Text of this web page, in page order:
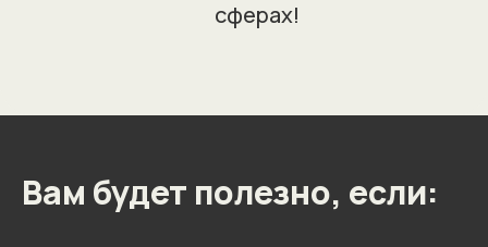
сферах!
Вам будет полезно, если: